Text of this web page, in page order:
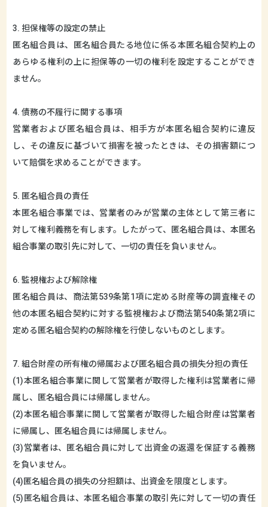
3. 担保権等の設定の禁止
匿名組合員は、匿名組合員たる地位に係る本匿名組合契約上の
あらゆる権利の上に担保等の一切の権利を設定することができ
ません。
4. 債務の不履行に関する事項
営業者および匿名組合員は、相手方が本匿名組合契約に違反
し、その違反に基づいて損害を被ったときは、その損害額につ
いて賠償を求めることができます。
5. 匿名組合員の責任
本匿名組合事業では、営業者のみが営業の主体として第三者に
対して権利義務を有します。したがって、匿名組合員は、本匿名
組合事業の取引先に対して、一切の責任を負いません。
6. 監視権および解除権
匿名組合員は、商法第539条第1項に定める財産等の調査権その
他の本匿名組合契約に対する監視権および商法第540条第2項に
定める匿名組合契約の解除権を行使しないものとします。
7. 組合財産の所有権の帰属および匿名組合員の損失分担の責任
(1)本匿名組合事業に関して営業者が取得した権利は営業者に帰
属し、匿名組合員には帰属しません。
(2)本匿名組合事業に関して営業者が取得した組合財産は営業者
に帰属し、匿名組合員には帰属しません。
(3)営業者は、匿名組合員に対して出資金の返還を保証する義務
を負いません。
(4)匿名組合員の損失の分担額は、出資金を限度とします。
(5)匿名組合員は、本匿名組合事業の取引先に対して一切の責任